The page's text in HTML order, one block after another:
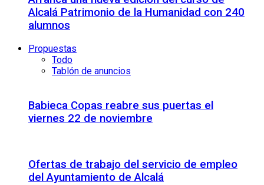
Alcalá Patrimonio de la Humanidad con 240
alumnos
Propuestas
Todo
Tablón de anuncios
Babieca Copas reabre sus puertas el
viernes 22 de noviembre
Ofertas de trabajo del servicio de empleo
del Ayuntamiento de Alcalá